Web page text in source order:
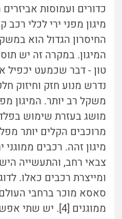
כדורים ועמוסות
מיגון מפני ירי לכלי רכב
החיסרון הגדול הוא
טון - דבר שכמעט יכפיל
נדרש מנוע חזק וחיזוק
משקל רב יותר. המיגון
מושג בעזרת שימוש
מרוכבים הקלים יותר
מיגון זהה. רכבים
צבאי רחב, והתעשייה
ומייצרת רכבים כאלו.
סאסא מוכר ברחבי
ממוגנים [4]. יש שתי